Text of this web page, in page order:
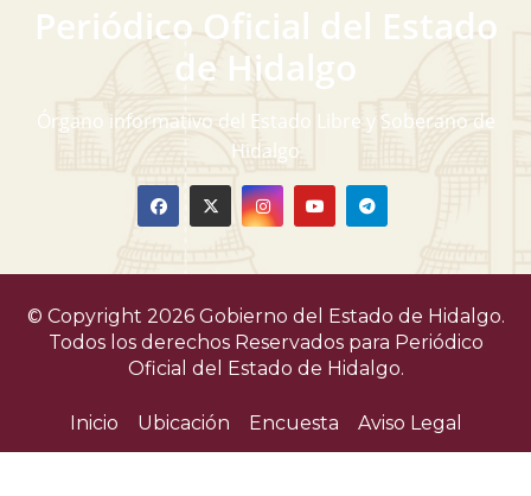
Periódico Oficial del Estado
de Hidalgo
Órgano informativo del Estado Libre y Soberano de
Hidalgo
© Copyright 2026 Gobierno del Estado de Hidalgo.
Todos los derechos Reservados para Periódico
Oficial del Estado de Hidalgo.
Inicio Ubicación Encuesta Aviso Legal